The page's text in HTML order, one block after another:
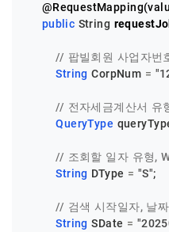
public String
// 팝빌회원 사업자번
String CorpNum =
// 전자세금계산서 유
QueryType
// 조회할 일자 유형,
String DType = "S";
// 검색 시작일자, 날
String SDate =